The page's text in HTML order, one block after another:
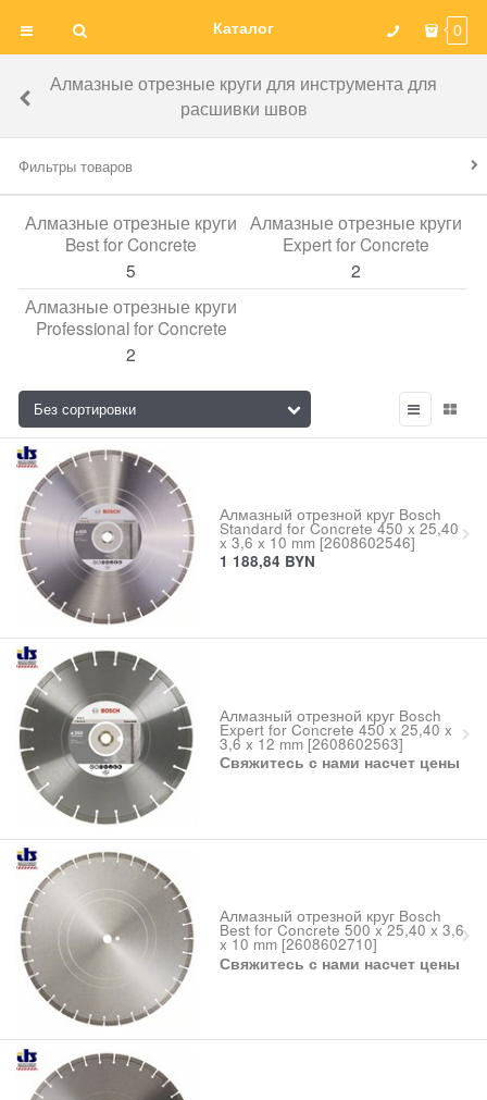
Каталог 0
Алмазные отрезные круги для инструмента для
расшивки швов
Фильтры товаров
Алмазные отрезные круги
Best for Concrete
5
Алмазные отрезные круги
Expert for Concrete
2
Алмазные отрезные круги
Professional for Concrete
2
Алмазный отрезной круг Bosch
Standard for Concrete 450 x 25,40
x 3,6 x 10 mm [2608602546]
1 188,84 BYN
Алмазный отрезной круг Bosch
Expert for Concrete 450 x 25,40 x
3,6 x 12 mm [2608602563]
Свяжитесь с нами насчет цены
Алмазный отрезной круг Bosch
Best for Concrete 500 x 25,40 x 3,6
x 10 mm [2608602710]
Свяжитесь с нами насчет цены